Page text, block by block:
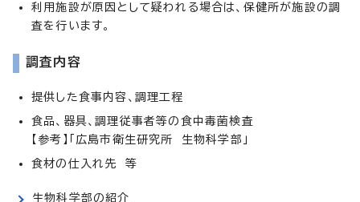
利用施設が原因として疑われる場合は、保健所が施設の調
査を行います。
調査内容
提供した食事内容、調理工程
食品、器具、調理従事者等の食中毒菌検査
【参考】「広島市衛生研究所 生物科学部」
食材の仕入れ先 等
生物科学部の紹介